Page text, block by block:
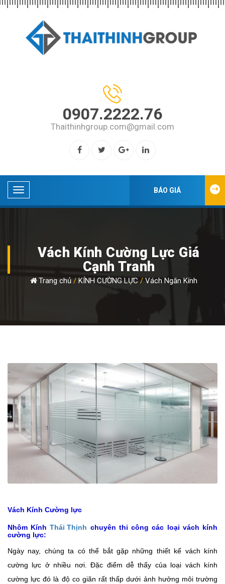
0907.2222.76
Thaithinhgroup.com@gmail.com
DANH
MỤC
BÁO GIÁ
Vách Kính Cường Lực Giá
Cạnh Tranh
Trang chủ / KÍNH CƯỜNG LỰC / Vách Ngăn Kính
Vách Kính Cường lực
Nhôm KínhThái Thịnh chuyên thi công các loại vách kính
cường lực:
Ngày nay, chúng ta có thể bắt gặp những thiết kế vách kính
cường lực ở nhiều nơi. Đặc điểm dễ thấy của loại vách kính
cường lực đó là độ co giãn rất thấp dưới ảnh hưởng môi trường